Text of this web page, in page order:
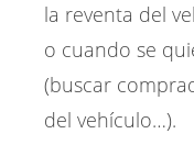
la reventa del
o cuando se
(buscar
del vehículo…).